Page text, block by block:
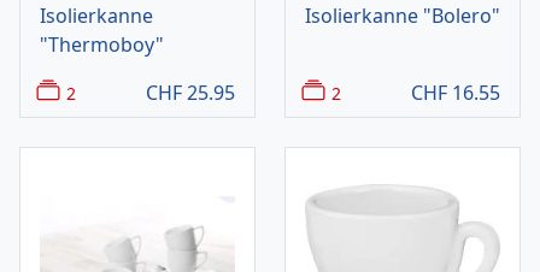
Isolierkanne
"Thermoboy"
2 CHF25.95
Isolierkanne "Bolero"
2 CHF 16.55